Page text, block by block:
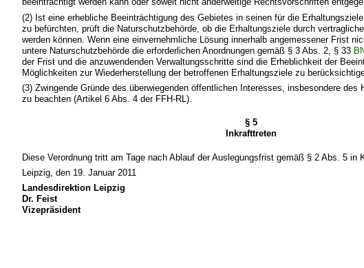
(2) Ist eine erhebliche Beeinträchtigung des Gebietes in seinen für die
zu befürchten, prüft die Naturschutzbehörde, ob die Erhaltungsziele durch
werden können. Wenn eine einvernehmliche Lösung innerhalb angemessener Frist
untere Naturschutzbehörde die erforderlichen Anordnungen gemäß § 3 Abs. 2, § 33
der Frist und die anzuwendenden Verwaltungsschritte sind die Erheblichkeit der
Möglichkeiten zur Wiederherstellung der betroffenen Erhaltungsziele zu
(3) Zwingende Gründe des überwiegenden öffentlichen Interesses, insbesondere des
zu beachten (Artikel 6 Abs. 4 der FFH-RL).
§ 5
Inkrafttreten
Diese Verordnung tritt am Tage nach Ablauf der Auslegungsfrist gemäß § 2 Abs. 5 in
Leipzig, den 19. Januar 2011
Landesdirektion Leipzig
Dr. Feist
Vizepräsident